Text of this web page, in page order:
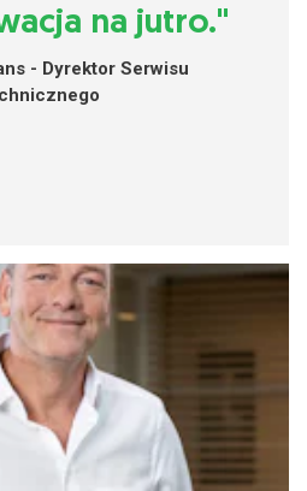
na jutro."
- Dyrektor Serwisu